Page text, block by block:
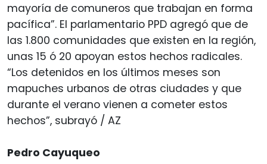
mayoría de comuneros que trabajan en forma
pacífica”. El parlamentario PPD agregó que de
las 1.800 comunidades que existen en la región,
unas 15 ó 20 apoyan estos hechos radicales.
“Los detenidos en los últimos meses son
mapuches urbanos de otras ciudades y que
durante el verano vienen a cometer estos
hechos”, subrayó / AZ
Pedro Cayuqueo